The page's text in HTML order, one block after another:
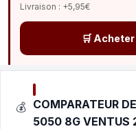
Livraison : +5,95€
🛒
💰 COMPARATEUR
5050 8G VENTUS